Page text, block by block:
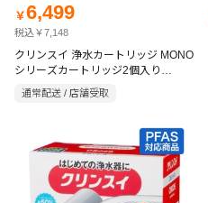
￥6,499
税込￥7,148
クリンスイ 浄水カートリッジ MONO
シリーズカートリッジ2個入り
通常配送 / 店舗受取